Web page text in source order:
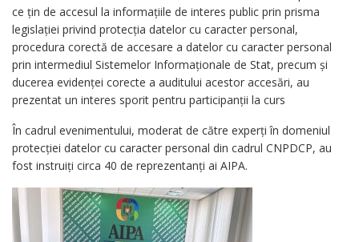
ce țin de accesul la informațiile de interes public prin prisma
legislației privind protecția datelor cu caracter personal,
procedura corectă de accesare a datelor cu caracter personal
prin intermediul Sistemelor Informaționale de Stat, precum și
ducerea evidenței corecte a auditului acestor accesări, au
prezentat un interes sporit pentru participanții la curs
În cadrul evenimentului, moderat de către experți în domeniul
protecției datelor cu caracter personal din cadrul CNPDCP, au
fost instruiți circa 40 de reprezentanți ai AIPA.